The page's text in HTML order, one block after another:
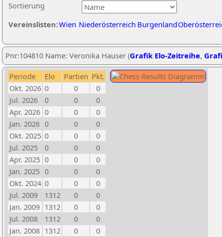
Sortierung
Vereinslisten:Wien Niederösterreich Burgenland
Pnr:104810 Name: Veronika Hauser (Grafik Elo-Zeitreihe,
Periode Elo Partien Pkt.
Okt. 2026 0 0
0
Jul. 2026
0 0
0
Apr. 2026 0 0
0
Jan. 2026 0 0
0
Okt. 2025 0 0
0
Jul. 2025
0 0
0
Apr. 2025 0 0
0
Jan. 2025 0 0
0
Okt. 2024 0 0
0
Jul. 2009
1312 0
0
Jan. 2009 1312 0
0
Jul. 2008
1312 0
0
Jan. 2008 1312 0
0